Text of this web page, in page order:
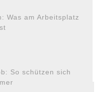
Was am Arbeitsplatz
So schützen sich